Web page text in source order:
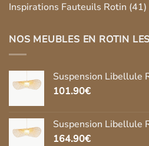
Inspirations Fauteuils Rotin (41)
NOS MEUBLES EN ROTIN
Suspension Libellule
101.90€
Suspension Libellule
164.90€